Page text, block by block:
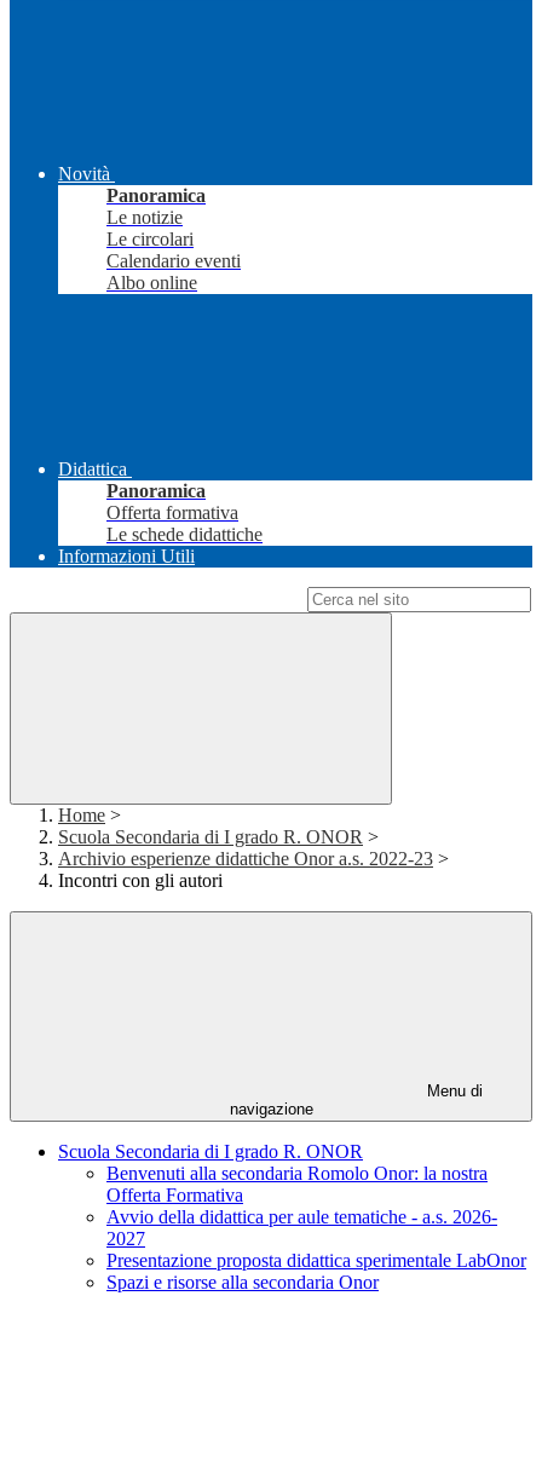
Novità
Panoramica
Le notizie
Le circolari
Calendario eventi
Albo online
Didattica
Panoramica
Offerta formativa
Le schede didattiche
Informazioni Utili
Home >
Scuola Secondaria di I grado R. ONOR >
Archivio esperienze didattiche Onor a.s. 2022-23 >
Incontri con gli autori
Menu di
navigazione
Scuola Secondaria di I grado R. ONOR
Benvenuti alla secondaria Romolo Onor: la nostra
Offerta Formativa
Avvio della didattica per aule tematiche - a.s. 2026-
2027
Presentazione proposta didattica sperimentale LabOnor
Spazi e risorse alla secondaria Onor